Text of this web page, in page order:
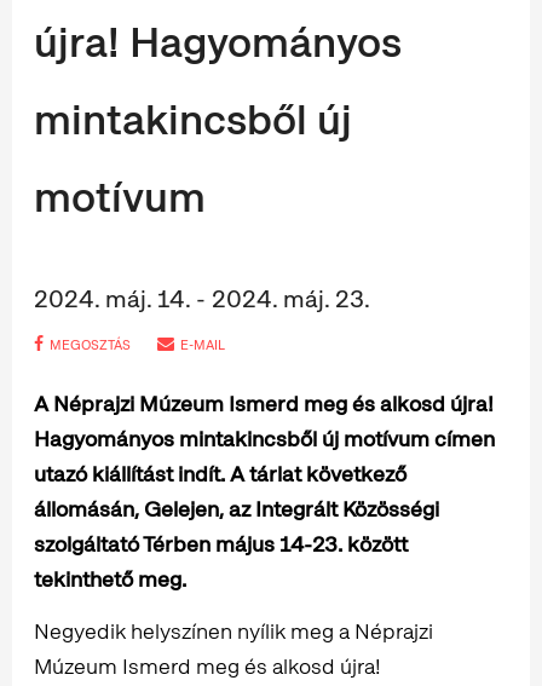
újra! Hagyományos
mintakincsből új
motívum
2024. máj. 14. - 2024. máj. 23.
MEGOSZTÁS E-MAIL
A Néprajzi Múzeum Ismerd meg és alkosd újra!
Hagyományos mintakincsből új motívum címen
utazó kiállítást indít. A tárlat következő
állomásán, Gelejen, azIntegrált Közösségi
szolgáltató Térben május 14-23. között
tekinthető meg.
Negyedik helyszínen nyílik meg a Néprajzi
Múzeum Ismerd meg és alkosd újra!